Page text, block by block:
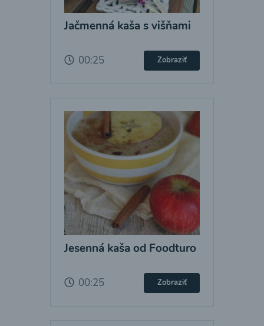
Jačmenná kaša s višňami
00:25 Zobraziť
Jesenná kaša od Foodturo
00:25 Zobraziť